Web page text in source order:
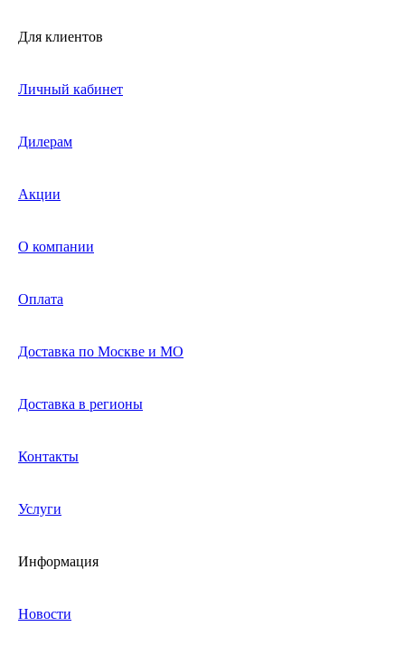
Для клиентов
Личный кабинет
Дилерам
Акции
О компании
Оплата
Доставка по Москве и МО
Доставка в регионы
Контакты
Услуги
Информация
Новости